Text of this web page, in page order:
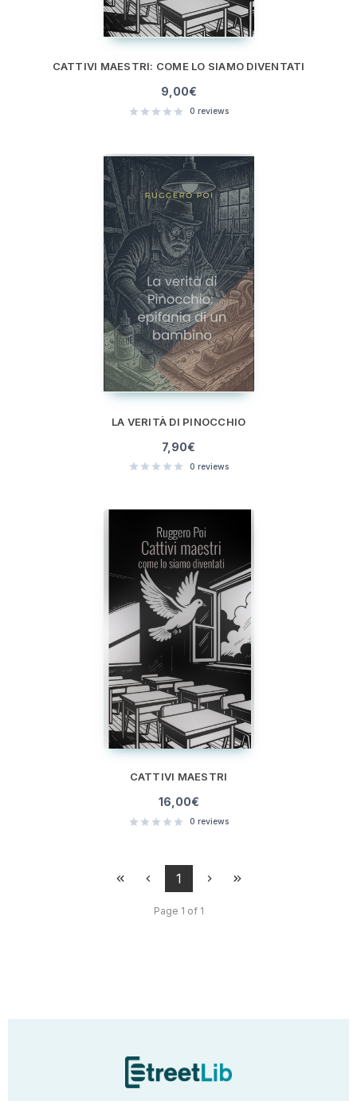
CATTIVI MAESTRI: COME LO SIAMO DIVENTATI
9,00€
0 reviews
LA VERITÀ DI PINOCCHIO
7,90€
0 reviews
CATTIVI MAESTRI
16,00€
0 reviews
1
Page 1 of 1